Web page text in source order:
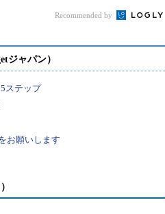
Recommended by